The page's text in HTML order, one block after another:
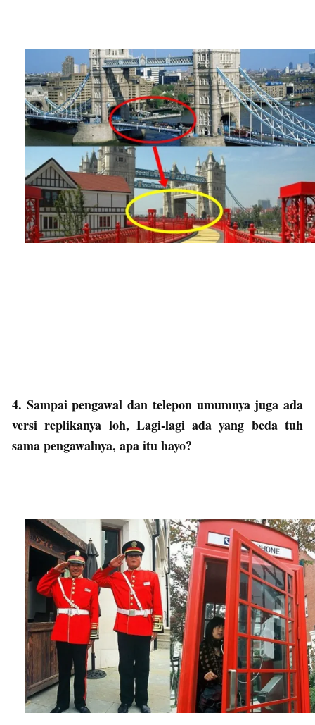
4. Sampai pengawal dan telepon umumnya juga ada
versi replikanya loh, Lagi-lagi ada yang beda tuh
sama pengawalnya, apa itu hayo?